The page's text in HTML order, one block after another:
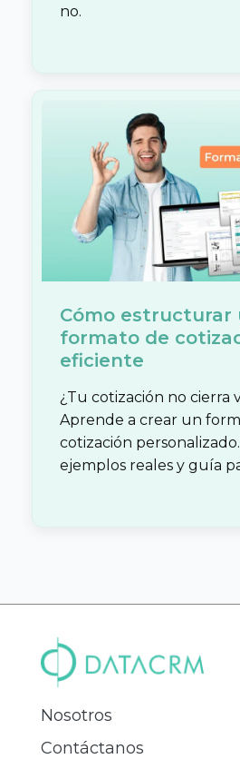
no.
Cómo estructurar
formato de
eficiente
¿Tu cotización no cierra
Aprende a crear un
cotización
ejemplos reales y guía
Nosotros
Contáctanos